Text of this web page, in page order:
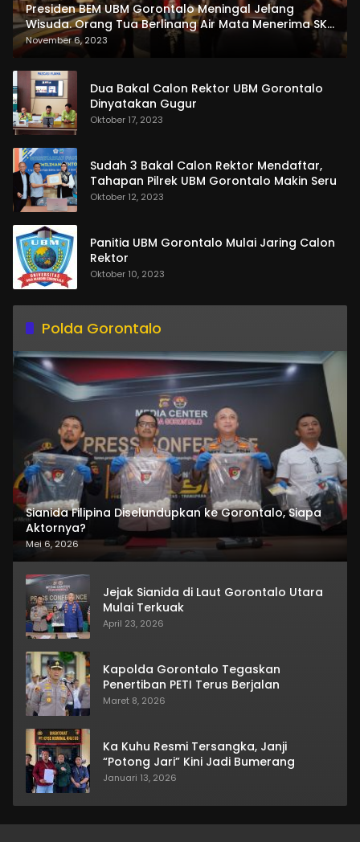
Presiden BEM UBM Gorontalo Meningal Jelang
Wisuda. Orang Tua Berlinang Air Mata Menerima SKL
dan Pemasangan Salempang
November 6, 2023
Dua Bakal Calon Rektor UBM Gorontalo
Dinyatakan Gugur
Oktober 17, 2023
Sudah 3 Bakal Calon Rektor Mendaftar,
Tahapan Pilrek UBM Gorontalo Makin Seru
Oktober 12, 2023
Panitia UBM Gorontalo Mulai Jaring Calon
Rektor
Oktober 10, 2023
Polda Gorontalo
Sianida Filipina Diselundupkan ke Gorontalo, Siapa
Aktornya?
Mei 6, 2026
Jejak Sianida di Laut Gorontalo Utara
Mulai Terkuak
April 23, 2026
Kapolda Gorontalo Tegaskan
Penertiban PETI Terus Berjalan
Maret 8, 2026
Ka Kuhu Resmi Tersangka, Janji
“Potong Jari” Kini Jadi Bumerang
Januari 13, 2026